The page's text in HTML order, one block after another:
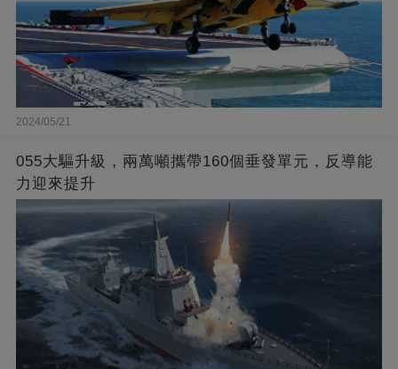
2024/05/21
055大驅升級，兩萬噸攜帶160個垂發單元，反導能
力迎來提升